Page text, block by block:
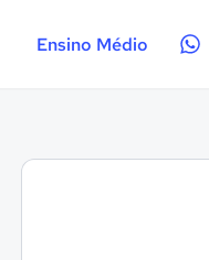
Ensino Médio